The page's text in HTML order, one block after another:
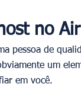
no
pessoa de
um
em você.